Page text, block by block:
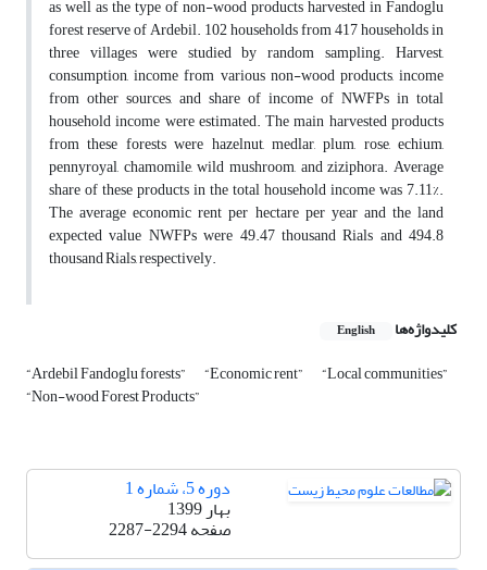
as well as the type of non-wood products harvested in Fandoglu
forest reserve of Ardebil. 102 households from 417 households in
three villages were studied by random sampling. Harvest,
consumption, income from various non-wood products, income
from other sources, and share of income of NWFPs in total
household income were estimated. The main harvested products
from these forests were hazelnut, medlar, plum, rose, echium,
pennyroyal, chamomile, wild mushroom, and ziziphora. Average
share of these products in the total household income was 7.11%.
The average economic rent per hectare per year and the land
expected value NWFPs were 49.47 thousand Rials and 494.8
thousand Rials, respectively.
کلیدواژه‌ها English
“Ardebil Fandoglu forests” “Economic rent” “Local communities”
“Non-wood Forest Products”
دوره 5، شماره 1
بهار 1399
صفحه2287-2294